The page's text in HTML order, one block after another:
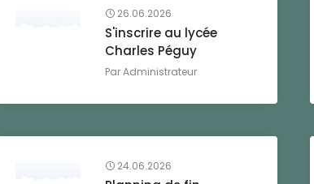
26.06.2026
S'inscrire au lycée
Charles Péguy
ParAdministrateur
24.06.2026